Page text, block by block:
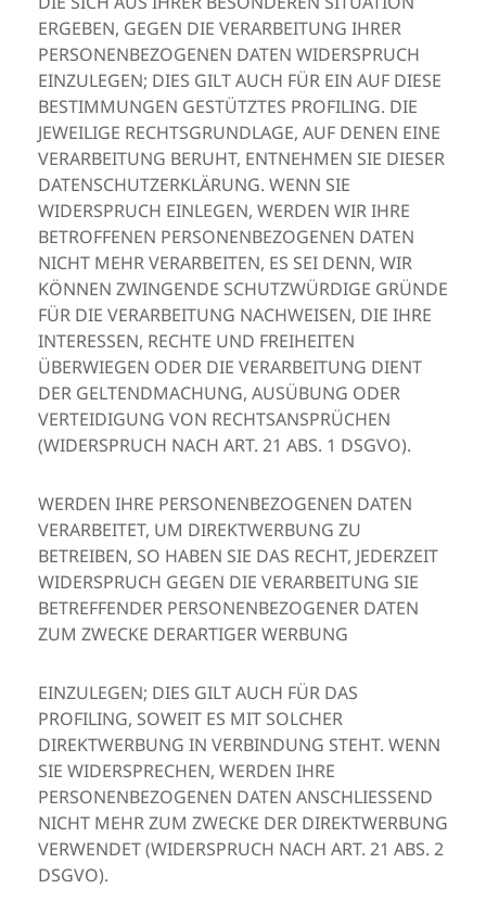
ERGEBEN, GEGEN DIE VERARBEITUNG IHRER
PERSONENBEZOGENEN DATEN WIDERSPRUCH
EINZULEGEN; DIES GILT AUCH FÜR EIN AUF DIESE
BESTIMMUNGEN GESTÜTZTES PROFILING. DIE
JEWEILIGE RECHTSGRUNDLAGE, AUF DENEN EINE
VERARBEITUNG BERUHT, ENTNEHMEN SIE DIESER
DATENSCHUTZERKLÄRUNG. WENN SIE
WIDERSPRUCH EINLEGEN, WERDEN WIR IHRE
BETROFFENEN PERSONENBEZOGENEN DATEN
NICHT MEHR VERARBEITEN, ES SEI DENN, WIR
KÖNNEN ZWINGENDE SCHUTZWÜRDIGE GRÜNDE
FÜR DIE VERARBEITUNG NACHWEISEN, DIE IHRE
INTERESSEN, RECHTE UND FREIHEITEN
ÜBERWIEGEN ODER DIE VERARBEITUNG DIENT
DER GELTENDMACHUNG, AUSÜBUNG ODER
VERTEIDIGUNG VON RECHTSANSPRÜCHEN
(WIDERSPRUCH NACH ART. 21 ABS. 1 DSGVO).
WERDEN IHRE PERSONENBEZOGENEN DATEN
VERARBEITET, UM DIREKTWERBUNG ZU
BETREIBEN, SO HABEN SIE DAS RECHT, JEDERZEIT
WIDERSPRUCH GEGEN DIE VERARBEITUNG SIE
BETREFFENDER PERSONENBEZOGENER DATEN
ZUM ZWECKE DERARTIGER WERBUNG
EINZULEGEN; DIES GILT AUCH FÜR DAS
PROFILING, SOWEIT ES MIT SOLCHER
DIREKTWERBUNG IN VERBINDUNG STEHT. WENN
SIE WIDERSPRECHEN, WERDEN IHRE
PERSONENBEZOGENEN DATEN ANSCHLIESSEND
NICHT MEHR ZUM ZWECKE DER DIREKTWERBUNG
VERWENDET (WIDERSPRUCH NACH ART. 21 ABS. 2
DSGVO).